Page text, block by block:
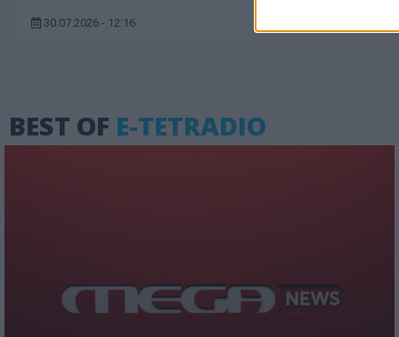
30.07.2026 - 12:16
BEST OF E-TETRADIO